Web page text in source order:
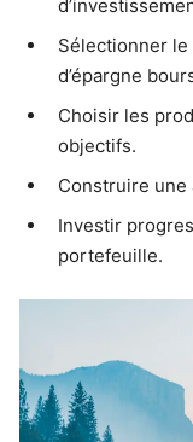
Sélectionner
d’épargne
Choisir les
objectifs.
Construire une
Investir
portefeuille.